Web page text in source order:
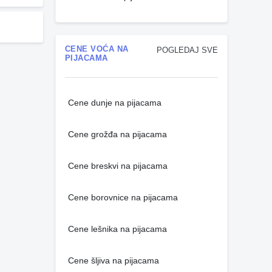
POGLEDAJ SVE
CENE VOĆA NA
PIJACAMA
Cene dunje na pijacama
Cene grožđa na pijacama
Cene breskvi na pijacama
Cene borovnice na pijacama
Cene lešnika na pijacama
Cene šljiva na pijacama